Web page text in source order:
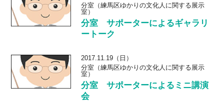
分室（練馬区ゆかりの文化人に関する展示
室）
分室 サポーターによるギャラリ
ートーク
2017.11.19（日）
分室（練馬区ゆかりの文化人に関する展示
室）
分室 サポーターによるミニ講演
会